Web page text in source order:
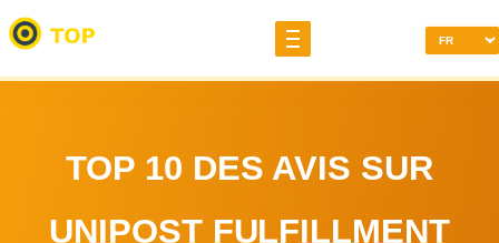
TOP 10 DES AVIS SUR
UNIPOST FULFILLMENT